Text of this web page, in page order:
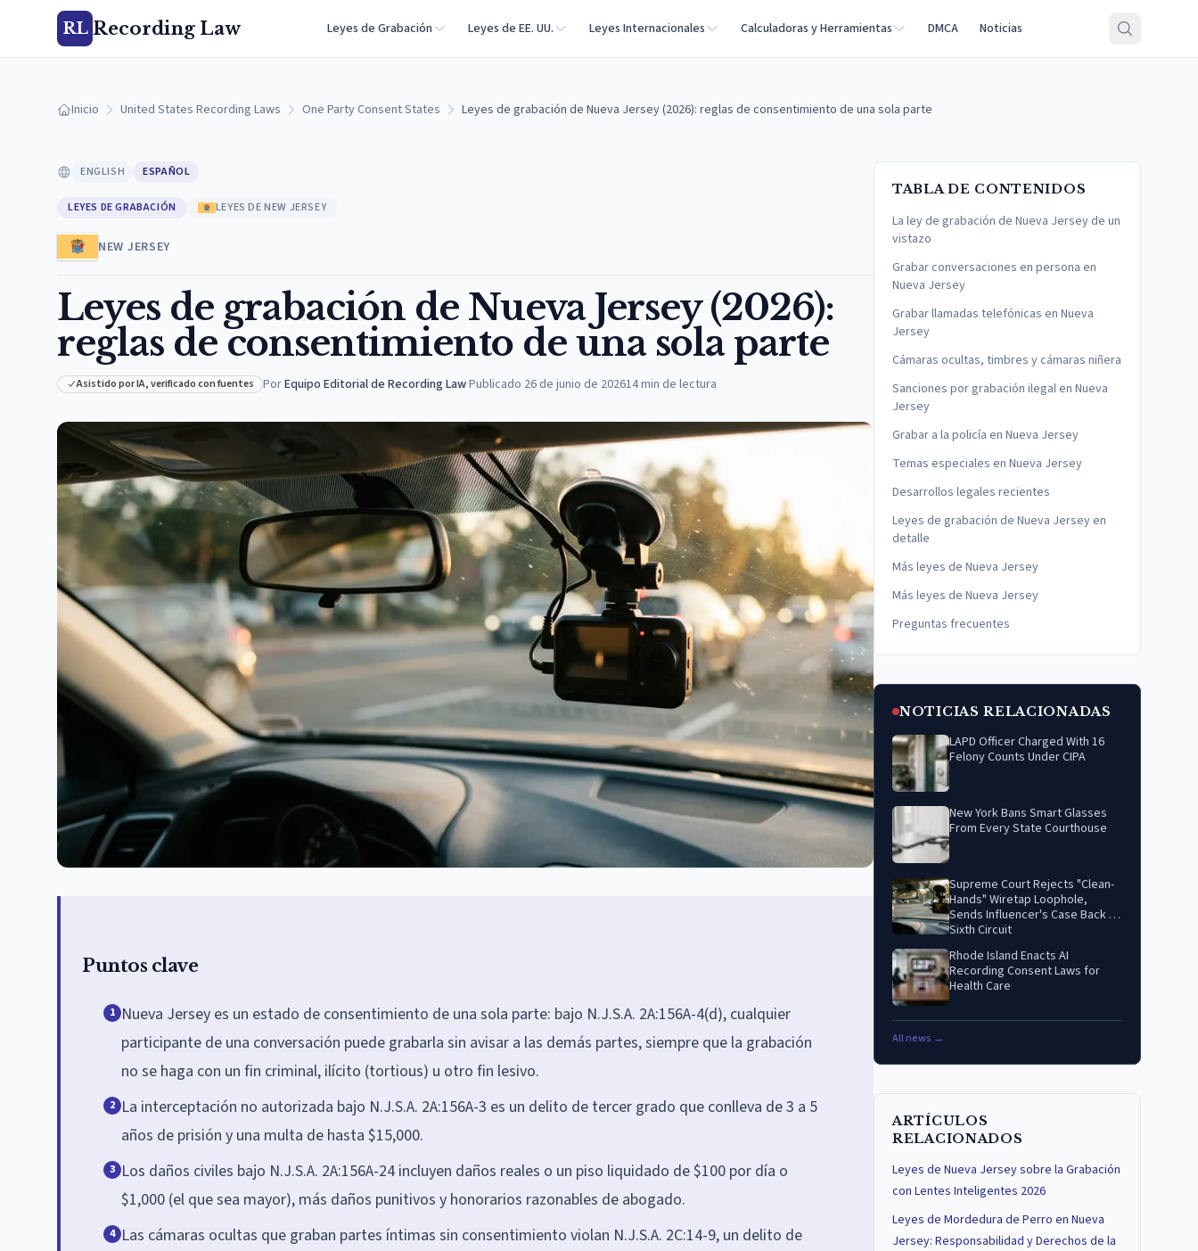
RL Recording Law Leyes de Grabación Leyes de EE. UU. Leyes Internacionales Calculadoras y Herramientas DMCA Noticias
Inicio United States Recording Laws One Party Consent States Leyes de grabación de Nueva Jersey (2026): reglas de consentimiento de una sola parte
ENGLISH ESPAÑOL
LEYES DE GRABACIÓN LEYES DE NEW JERSEY
NEW JERSEY
Leyes de grabación de Nueva Jersey (2026):
reglas de consentimiento de una sola parte
Asistido por IA, verificado con fuentes PorEquipo Editorial de Recording Law·Publicado 26 de junio de 202614min de lectura
Puntos clave
1 Nueva Jersey es un estado de consentimiento de una sola parte: bajo N.J.S.A. 2A:156A-4(d), cualquier
participante de una conversación puede grabarla sin avisar a las demás partes, siempre que la grabación
no se haga con un fin criminal, ilícito (tortious) u otro fin lesivo.
2 La interceptación no autorizada bajo N.J.S.A. 2A:156A-3 es un delito de tercer grado que conlleva de 3 a 5
años de prisión y una multa de hasta $15,000.
3 Los daños civiles bajo N.J.S.A. 2A:156A-24 incluyen daños reales o un piso liquidado de $100 por día o
$1,000 (el que sea mayor), más daños punitivos y honorarios razonables de abogado.
4 Las cámaras ocultas que graban partes íntimas sin consentimiento violan N.J.S.A. 2C:14-9, un delito de
TABLA DE CONTENIDOS
La ley de grabación de Nueva Jersey de un
vistazo
Grabar conversaciones en persona en
Nueva Jersey
Grabar llamadas telefónicas en Nueva
Jersey
Cámaras ocultas, timbres y cámaras niñera
Sanciones por grabación ilegal en Nueva
Jersey
Grabar a la policía en Nueva Jersey
Temas especiales en Nueva Jersey
Desarrollos legales recientes
Leyes de grabación de Nueva Jersey en
detalle
Más leyes de Nueva Jersey
Más leyes de Nueva Jersey
Preguntas frecuentes
NOTICIAS RELACIONADAS
LAPD Officer Charged With 16
Felony Counts Under CIPA
New York Bans Smart Glasses
From Every State Courthouse
Supreme Court Rejects "Clean-
Hands" Wiretap Loophole,
Sends Influencer's Case Back to
Sixth Circuit
Rhode Island Enacts AI
Recording Consent Laws for
Health Care
All news →
ARTÍCULOS
RELACIONADOS
Leyes de Nueva Jersey sobre la Grabación
con Lentes Inteligentes 2026
Leyes de Mordedura de Perro en Nueva
Jersey: Responsabilidad y Derechos de la